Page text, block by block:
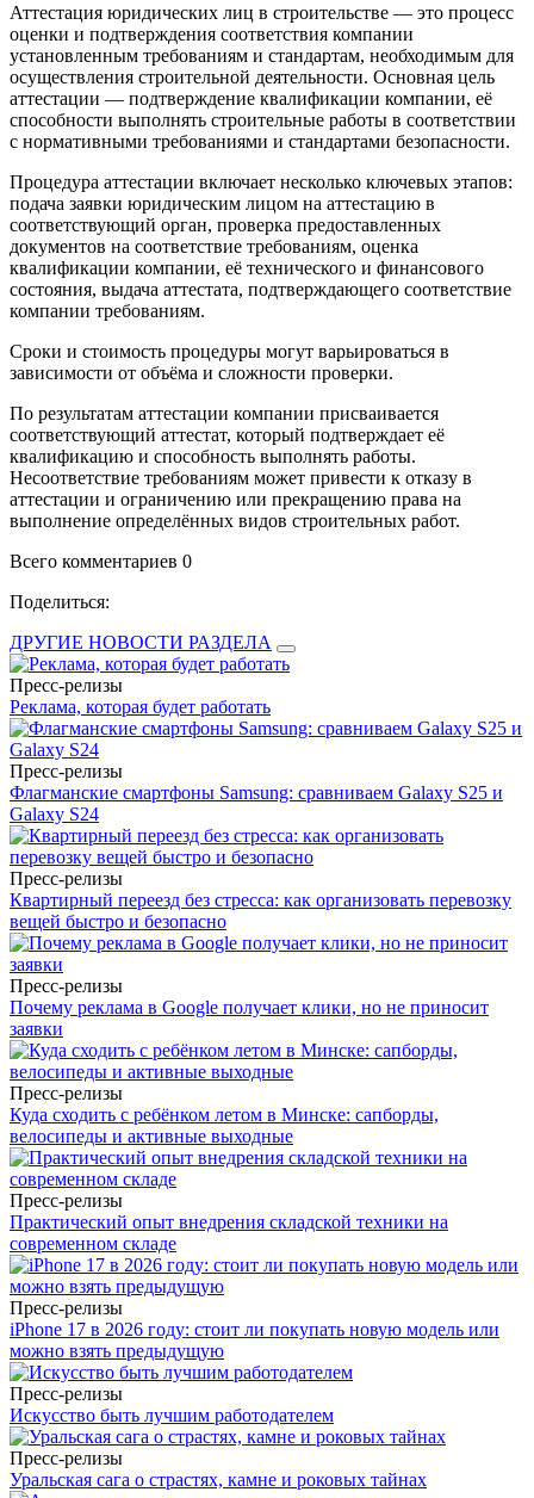
Аттестация юридических лиц в строительстве — это процесс
оценки и подтверждения соответствия компании
установленным требованиям и стандартам, необходимым для
осуществления строительной деятельности. Основная цель
аттестации — подтверждение квалификации компании, её
способности выполнять строительные работы в соответствии
с нормативными требованиями и стандартами безопасности.
Процедура аттестации включает несколько ключевых этапов:
подача заявки юридическим лицом на аттестацию в
соответствующий орган, проверка предоставленных
документов на соответствие требованиям, оценка
квалификации компании, её технического и финансового
состояния, выдача аттестата, подтверждающего соответствие
компании требованиям.
Сроки и стоимость процедуры могут варьироваться в
зависимости от объёма и сложности проверки.
По результатам аттестации компании присваивается
соответствующий аттестат, который подтверждает её
квалификацию и способность выполнять работы.
Несоответствие требованиям может привести к отказу в
аттестации и ограничению или прекращению права на
выполнение определённых видов строительных работ.
Всего комментариев 0
Поделиться:
ДРУГИЕ НОВОСТИ РАЗДЕЛА
Пресс-релизы
Реклама, которая будет работать
Пресс-релизы
Флагманские смартфоны Samsung: сравниваем Galaxy S25 и
Galaxy S24
Пресс-релизы
Квартирный переезд без стресса: как организовать перевозку
вещей быстро и безопасно
Пресс-релизы
Почему реклама в Google получает клики, но не приносит
заявки
Пресс-релизы
Куда сходить с ребёнком летом в Минске: сапборды,
велосипеды и активные выходные
Пресс-релизы
Практический опыт внедрения складской техники на
современном складе
Пресс-релизы
iPhone 17 в 2026 году: стоит ли покупать новую модель или
можно взять предыдущую
Пресс-релизы
Искусство быть лучшим работодателем
Пресс-релизы
Уральская сага о страстях, камне и роковых тайнах